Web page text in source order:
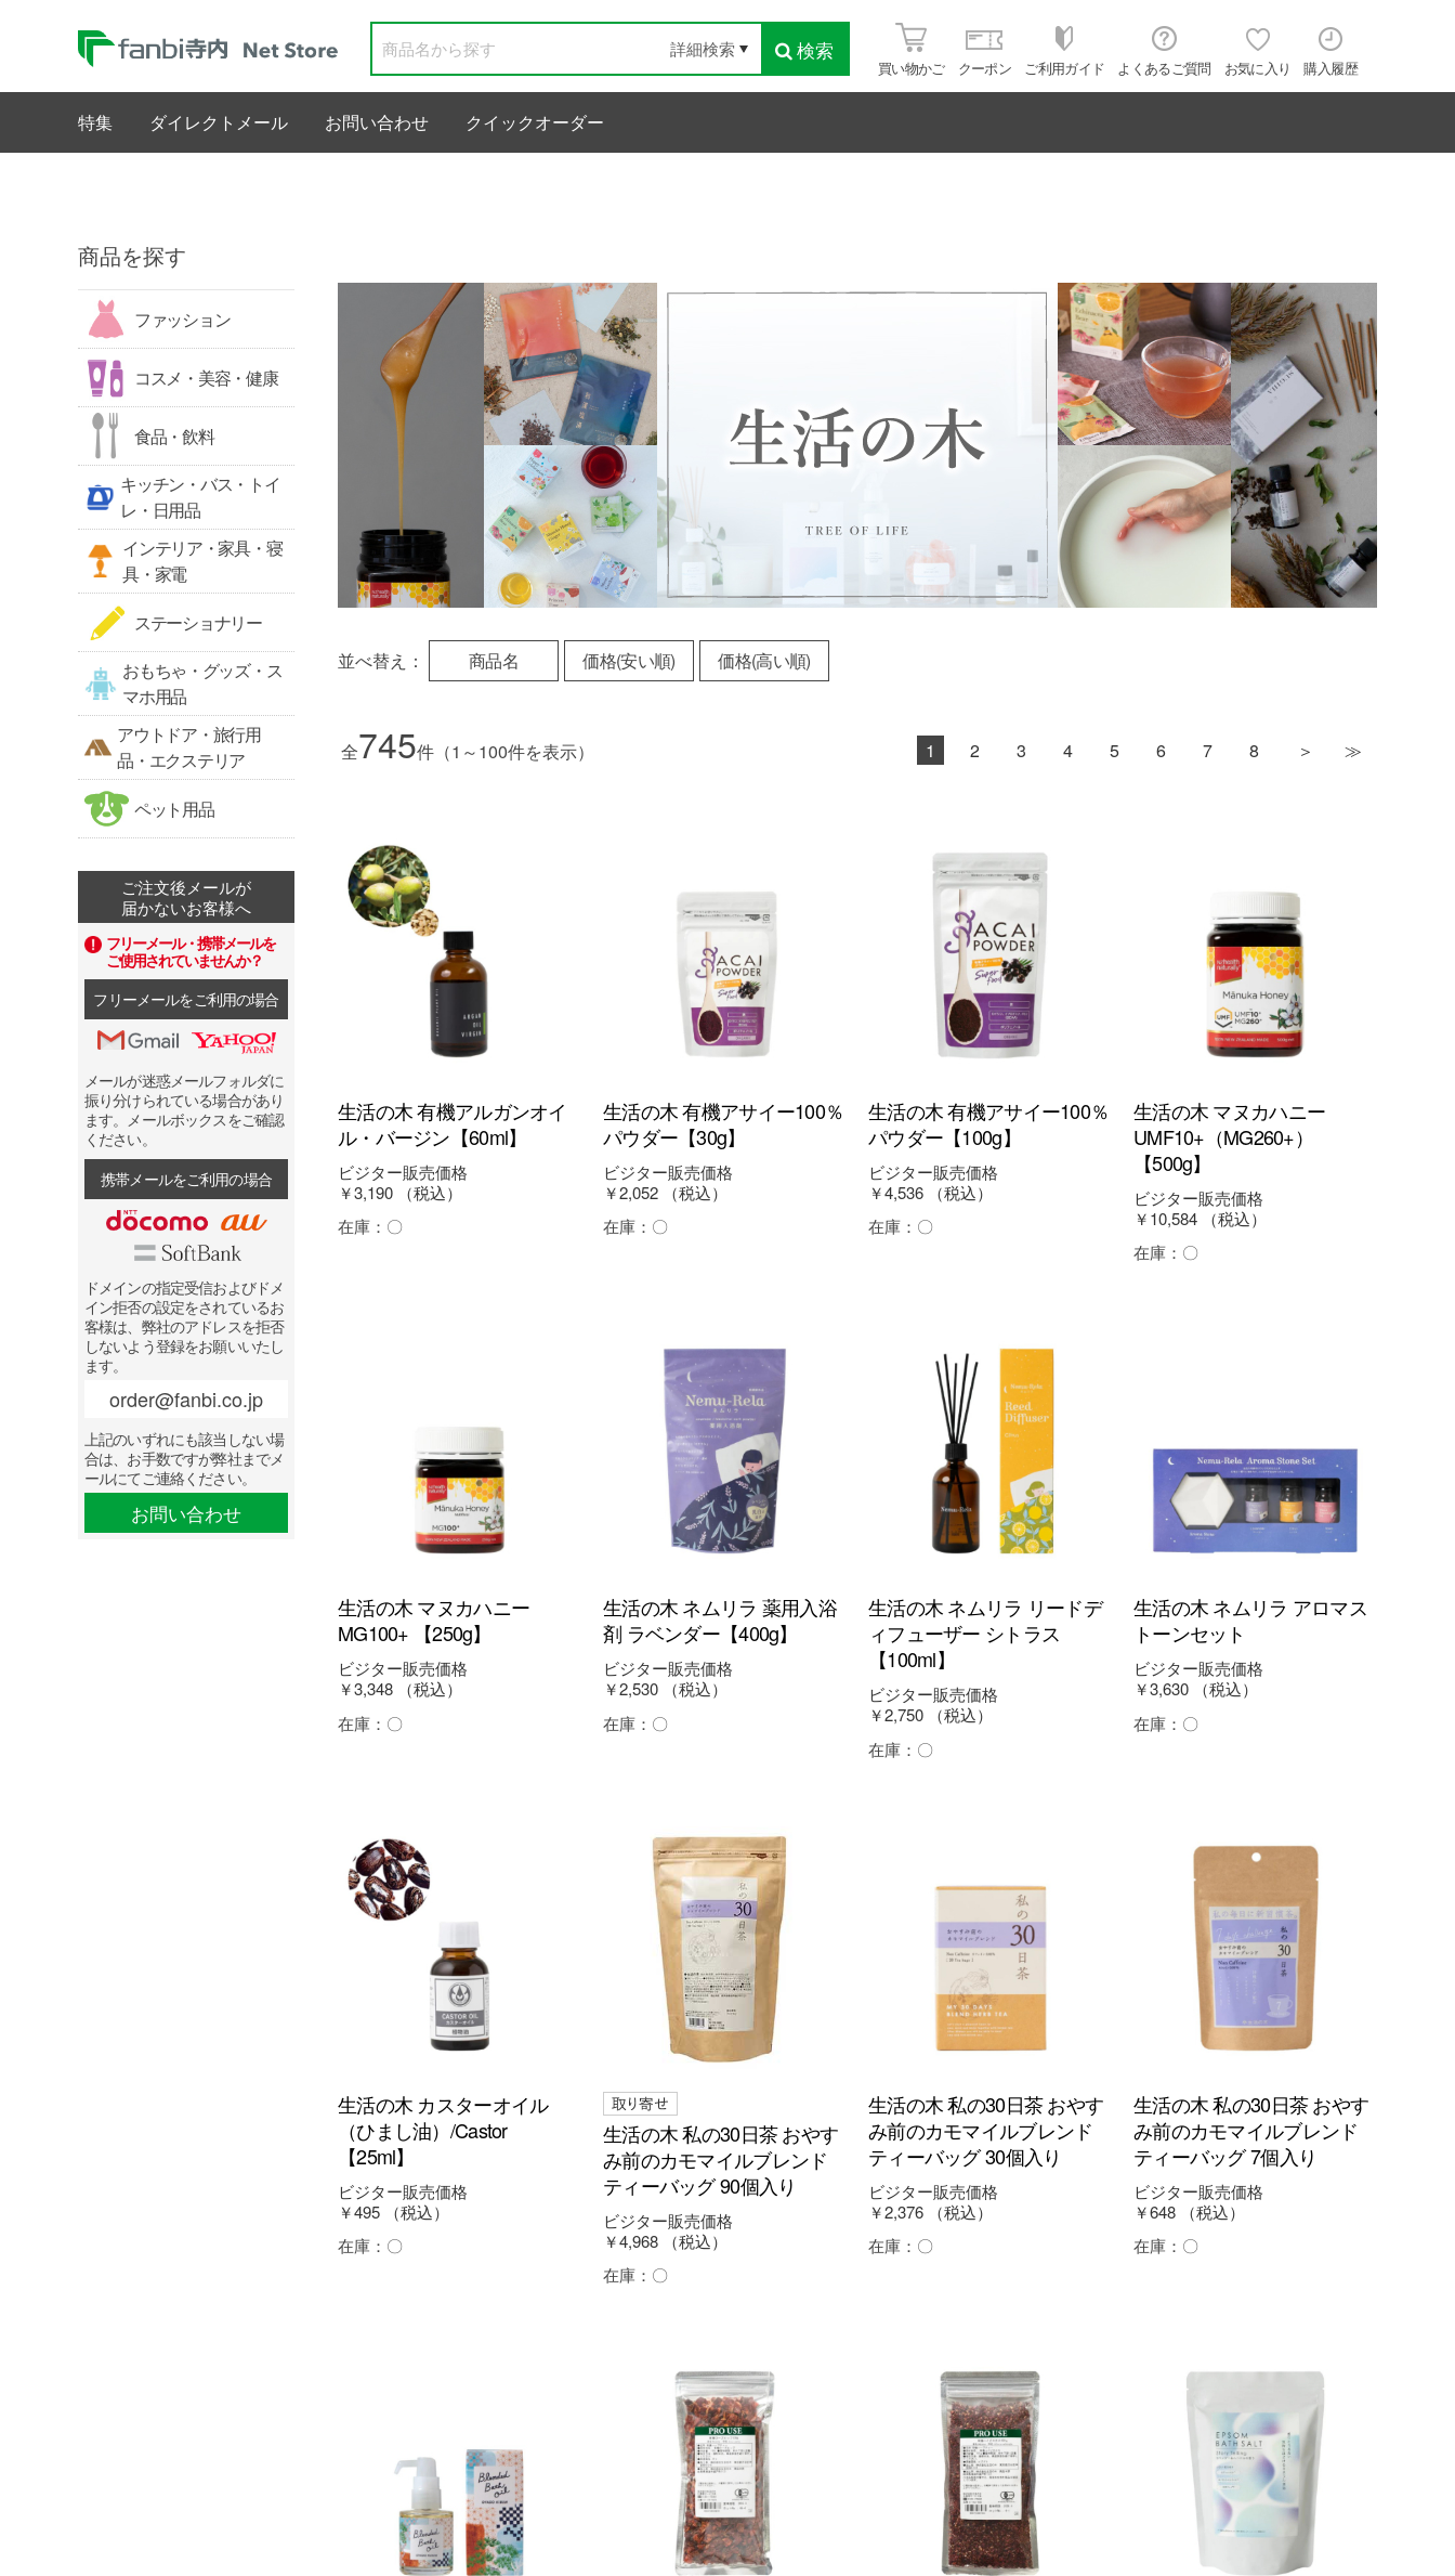
検索
詳細検索
買い物かご クーポン ご利用ガイド よくあるご質問 お気に入り 購入履歴
特集 ダイレクトメール お問い合わせ クイックオーダー
商品を探す
ファッション
コスメ・美容・健康
食品・飲料
キッチン・バス・トイ
レ・日用品
インテリア・家具・寝
具・家電
ステーショナリー
おもちゃ・グッズ・ス
マホ用品
アウトドア・旅行用
品・エクステリア
ペット用品
ご注文後メールが
届かないお客様へ
フリーメール・携帯メールを
ご使用されていませんか？
フリーメールをご利用の場合
メールが迷惑メールフォルダに
振り分けられている場合があり
ます。メールボックスをご確認
ください。
携帯メールをご利用の場合
ドメインの指定受信およびドメ
イン拒否の設定をされているお
客様は、弊社のアドレスを拒否
しないよう登録をお願いいたし
ます。
order@fanbi.co.jp
上記のいずれにも該当しない場
合は、お手数ですが弊社までメ
ールにてご連絡ください。
お問い合わせ
並べ替え： 商品名 価格(安い順) 価格(高い順)
全745件（1～100件を表示） 1 2 3 4 5 6 7 8
生活の木 有機アルガンオイ
ル・バージン【60ml】
ビジター販売価格
￥3,190
（税込）
在庫： 〇
生活の木 有機アサイー100％
パウダー【30g】
ビジター販売価格
￥2,052
（税込）
在庫： 〇
生活の木 有機アサイー100％
パウダー【100g】
ビジター販売価格
￥4,536
（税込）
在庫： 〇
生活の木 マヌカハニー
UMF10+（MG260+）
【500g】
ビジター販売価格
￥10,584
（税込）
在庫： 〇
生活の木 マヌカハニー
MG100+ 【250g】
ビジター販売価格
￥3,348
（税込）
在庫： 〇
生活の木 ネムリラ 薬用入浴
剤 ラベンダー【400g】
ビジター販売価格
￥2,530
（税込）
在庫： 〇
生活の木 ネムリラ リードデ
ィフューザー シトラス
【100ml】
ビジター販売価格
￥2,750
（税込）
在庫： 〇
生活の木 ネムリラ アロマス
トーンセット
ビジター販売価格
￥3,630
（税込）
在庫： 〇
生活の木 カスターオイル
（ひまし油）/Castor
【25ml】
ビジター販売価格
￥495
（税込）
在庫： 〇
生活の木 私の30日茶 おやす
み前のカモマイルブレンド
ティーバッグ 90個入り
ビジター販売価格
￥4,968
（税込）
在庫： 〇
生活の木 私の30日茶 おやす
み前のカモマイルブレンド
ティーバッグ 30個入り
ビジター販売価格
￥2,376
（税込）
在庫： 〇
生活の木 私の30日茶 おやす
み前のカモマイルブレンド
ティーバッグ 7個入り
ビジター販売価格
￥648
（税込）
在庫： 〇